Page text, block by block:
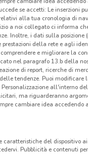
tardi.
se accetti: Le inserzioni
alla tua cronologia di
a noi collegato ci informa
Inoltre, i dati sulla posizione
della rete e agli
comprendere e migliorare la
nel paragrafo 13.b della
di report, ricerche di
tendenze. Puoi modificare
all'interno
ma riguarderanno
cambiare idea accedendo
caratteristiche del dispositivo
Pubblicità e contenuti